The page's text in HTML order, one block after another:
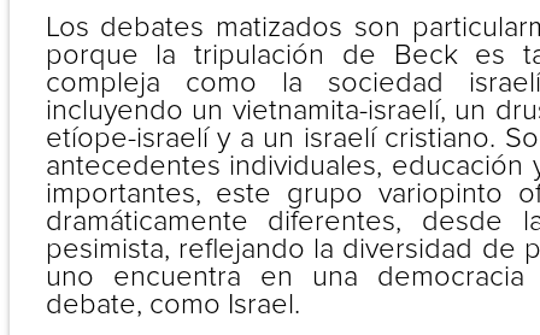
Los debates matizados son
porque la tripulación de Beck es
compleja como la sociedad
incluyendo un vietnamita-israelí, un
etíope-israelí y a un israelí cristiano.
antecedentes individuales, educación
importantes, este grupo variopinto
dramáticamente diferentes,
pesimista, reflejando la diversidad de
uno encuentra en una
debate, como Israel.